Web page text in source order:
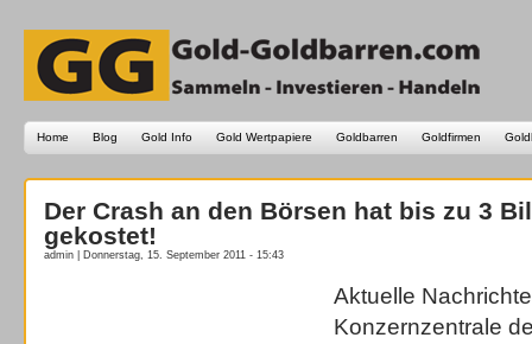
Home Blog Gold Info Gold Wertpapiere Goldbarren Goldfirmen
Der Crash an den Börsen hat bis zu 3
gekostet!
admin | Donnerstag, 15. September 2011 - 15:43
Aktuelle
Konzernzentrale